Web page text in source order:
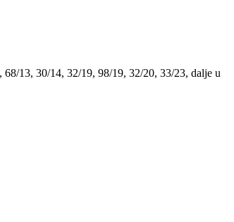
13, 30/14, 32/19, 98/19, 32/20, 33/23, dalje u